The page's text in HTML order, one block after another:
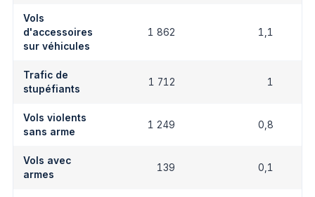
Vols
d'accessoires
sur véhicules
1 862 1,1
Trafic de
stupéfiants
1 712 1
Vols violents
sans arme
1 249 0,8
Vols avec
armes
139 0,1